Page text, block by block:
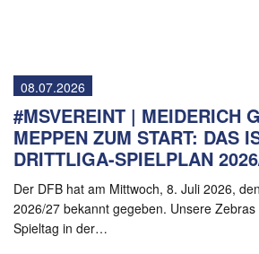
08.07.2026
#MSVEREINT | MEIDERICH
MEPPEN ZUM START: DAS
DRITTLIGA-SPIELPLAN
Der DFB hat am Mittwoch, 8. Juli 2026,
2026/27 bekannt gegeben. Unsere
Spieltag in der…